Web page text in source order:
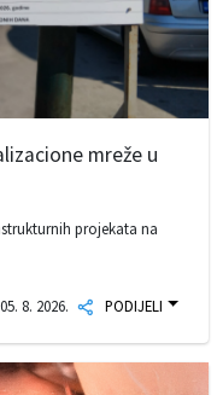
mreže u
projekata na
05. 8. 2026. PODIJELI